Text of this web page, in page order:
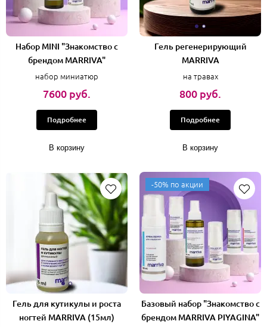
Набор MINI "Знакомство с
брендом MARRIVA"
набор миниатюр
7600 руб.
Подробнее
В корзину
Гель регенерирующий
MARRIVA
на травах
800 руб.
Подробнее
В корзину
Гель для кутикулы и роста
ногтей MARRIVA (15мл)
-50% по акции
Базовый набор "Знакомство с
брендом MARRIVA PIYAGINA"